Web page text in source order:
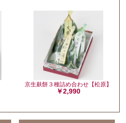
京生麸餅３種詰め合わせ【松原】
￥2,990